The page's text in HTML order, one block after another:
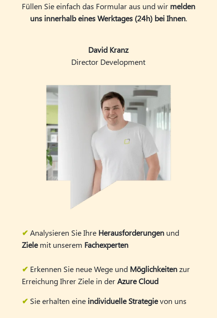
Füllen Sie einfach das Formular aus und wir melden
uns innerhalb eines Werktages (24h) bei Ihnen.
David Kranz
Director Development
✔ Analysieren Sie Ihre Herausforderungenund
Zielemit unserem Fachexperten
✔ Erkennen Sie neue Wege undMöglichkeitenzur
Erreichung Ihrer Ziele in derAzure Cloud
✔ Sie erhalten eine individuelle Strategievon uns